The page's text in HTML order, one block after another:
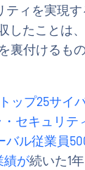
ティを実現す
したことは
裏付けるも
トップ25サイ
セキュリテ
バル従業員
績が続いた1